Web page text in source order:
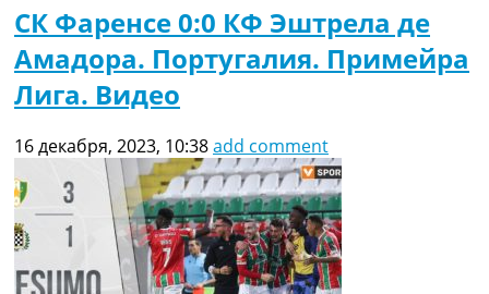
СК Фаренсе 0:0 КФ Эштрела де
Амадора. Португалия. Примейра
Лига. Видео
16 декабря, 2023, 10:38add comment